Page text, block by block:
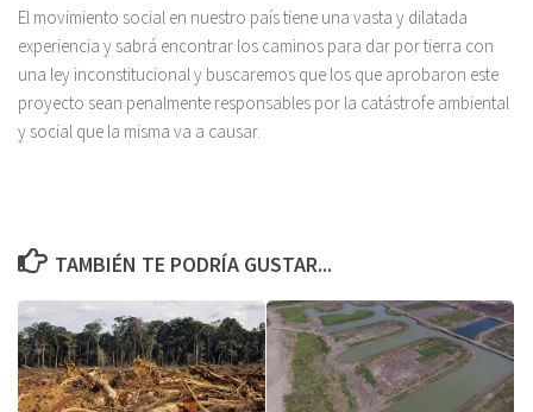
El movimiento social en nuestro país tiene una vasta y dilatada
experiencia y sabrá encontrar los caminos para dar por tierra con
una ley inconstitucional y buscaremos que los que aprobaron este
proyecto sean penalmente responsables por la catástrofe ambiental
y social que la misma va a causar.
TAMBIÉN TE PODRÍA GUSTAR...